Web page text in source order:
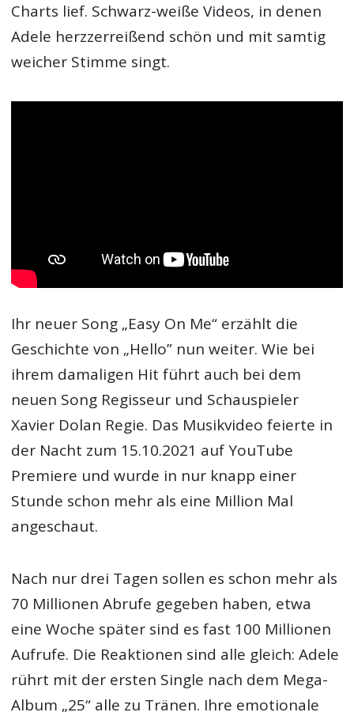
Charts lief. Schwarz-weiße Videos, in denen
Adele herzzerreißend schön und mit samtig
weicher Stimme singt.
Ihr neuer Song „Easy On Me“ erzählt die
Geschichte von „Hello” nun weiter. Wie bei
ihrem damaligen Hit führt auch bei dem
neuen Song Regisseur und Schauspieler
Xavier Dolan Regie. Das Musikvideo feierte in
der Nacht zum 15.10.2021 auf YouTube
Premiere und wurde in nur knapp einer
Stunde schon mehr als eine Million Mal
angeschaut.
Nach nur drei Tagen sollen es schon mehr als
70 Millionen Abrufe gegeben haben, etwa
eine Woche später sind es fast 100 Millionen
Aufrufe. Die Reaktionen sind alle gleich: Adele
rührt mit der ersten Single nach dem Mega-
Album „25“ alle zu Tränen. Ihre emotionale